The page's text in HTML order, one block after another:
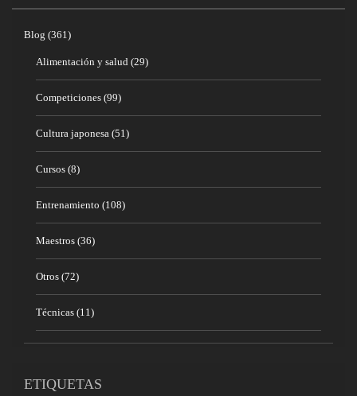
Blog (361)
Alimentación y salud (29)
Competiciones (99)
Cultura japonesa (51)
Cursos (8)
Entrenamiento (108)
Maestros (36)
Otros (72)
Técnicas (11)
ETIQUETAS